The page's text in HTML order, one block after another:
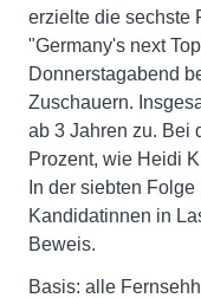
erzielte die sechste
"Germany's next
Donnerstagabend
Zuschauern.
ab 3 Jahren zu. Bei
Prozent, wie Heidi
In der siebten
Kandidatinnen in
Beweis.
Basis: alle